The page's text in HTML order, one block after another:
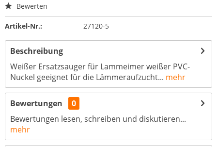
Bewerten
Artikel-Nr.: 27120-5
Beschreibung
Weißer Ersatzsauger für Lammeimer weißer PVC-
Nuckel geeignet für die Lämmeraufzucht... mehr
Bewertungen
0
Bewertungen lesen, schreiben und diskutieren...
mehr